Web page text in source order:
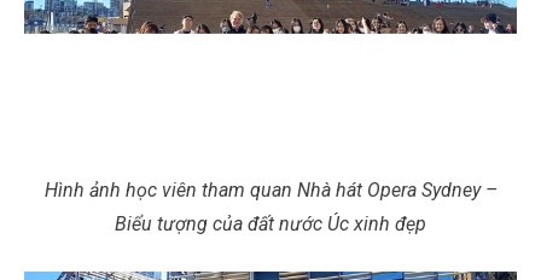
Hình ảnh học viên tham quan Nhà hát Opera Sydney –
Biểu tượng của đất nước Úc xinh đẹp